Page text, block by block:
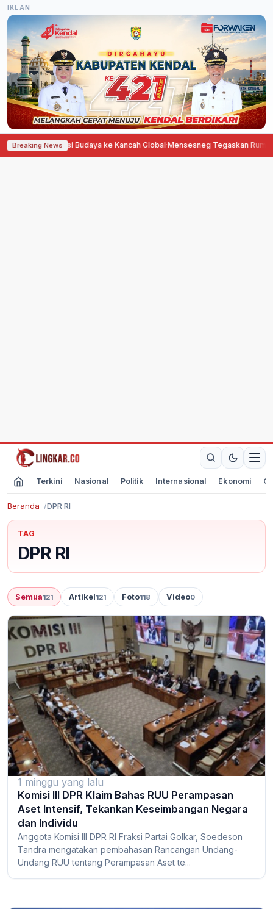
IKLAN
Breaking News
Budaya ke Kancah Global·Mensesneg Tegaskan Rumor Penggantian
Terkini Nasional Politik Internasional Ekonomi
Beranda DPR RI
TAG
DPR RI
Semua121 Artikel121 Foto118 Video0
1 minggu yang lalu
Komisi III DPR Klaim Bahas RUU Perampasan
Aset Intensif, Tekankan Keseimbangan Negara
dan Individu
Anggota Komisi III DPR RI Fraksi Partai Golkar, Soedeson
Tandra mengatakan pembahasan Rancangan Undang-
Undang RUU tentang Perampasan Aset te...